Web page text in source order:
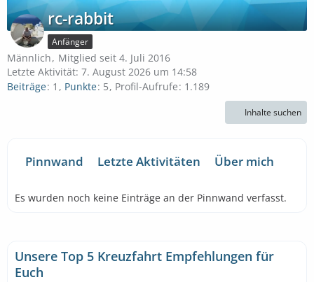
rc-rabbit
Anfänger
Männlich
Mitglied seit 4. Juli 2016
Letzte Aktivität: 7. August 2026 um 14:58
Beiträge 1 Punkte 5 Profil-Aufrufe 1.189
Inhalte suchen
Pinnwand Letzte Aktivitäten Über mich
Es wurden noch keine Einträge an der Pinnwand verfasst.
Unsere Top 5 Kreuzfahrt Empfehlungen für
Euch